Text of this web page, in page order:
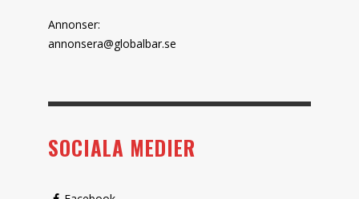
Annonser:
annonsera@globalbar.se
SOCIALA MEDIER